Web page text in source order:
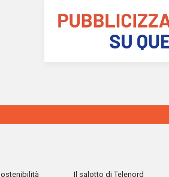
Il salotto di Telenord